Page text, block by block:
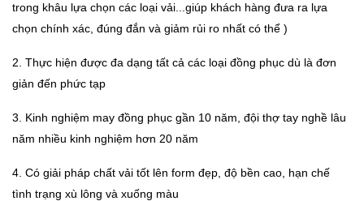
trong khâu lựa chọn các loại vải...giúp khách hàng đưa ra lựa
chọn chính xác, đúng đắn và giảm rủi ro nhất có thể )
2. Thực hiện được đa dạng tất cả các loại đồng phục dù là đơn
giản đến phức tạp
3. Kinh nghiệm may đồng phục gần 10 năm, đội thợ tay nghề lâu
năm nhiều kinh nghiệm hơn 20 năm
4. Có giải pháp chất vải tốt lên form đẹp, độ bền cao, hạn chế
tình trạng xù lông và xuống màu